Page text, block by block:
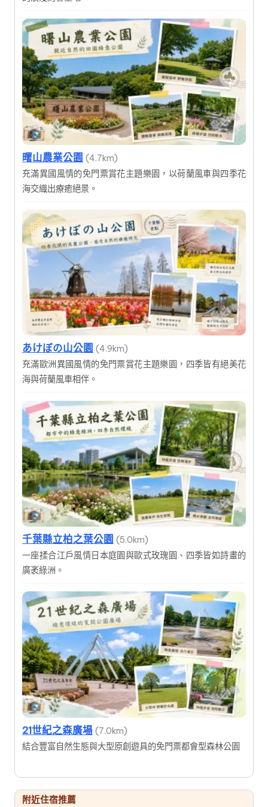
曙山農業公園 (4.7km)
充滿異國風情的免門票賞花主題樂園，以荷蘭風車與四季花
海交織出療癒絕景。
あけぼの山公園 (4.9km)
充滿歐洲異國風情的免門票賞花主題樂園，四季皆有絕美花
海與荷蘭風車相伴。
千葉縣立柏之葉公園 (5.0km)
一座揉合江戶風情日本庭園與歐式玫瑰園、四季皆如詩畫的
廣袤綠洲。
21世紀之森廣場 (7.0km)
結合豐富自然生態與大型原創遊具的免門票都會型森林公園
附近住宿推薦